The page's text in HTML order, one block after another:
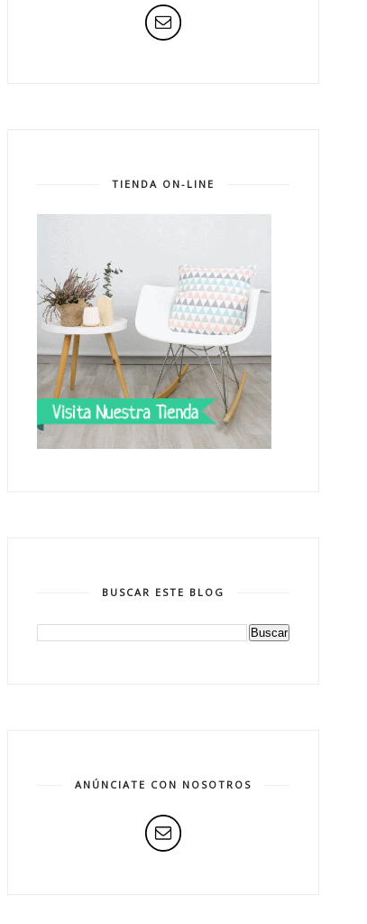
TIENDA ON-LINE
BUSCAR ESTE BLOG
ANÚNCIATE CON NOSOTROS